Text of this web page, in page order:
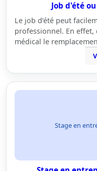
Job d'été
Le job d’été peut
professionnel. En
médical le
Stage en